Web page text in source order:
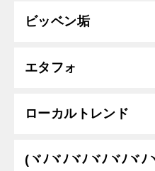
ビッベン垢
エタフォ
ローカルトレンド
(ヾﾉヾﾉヾﾉヾﾉヾﾉヾﾉ